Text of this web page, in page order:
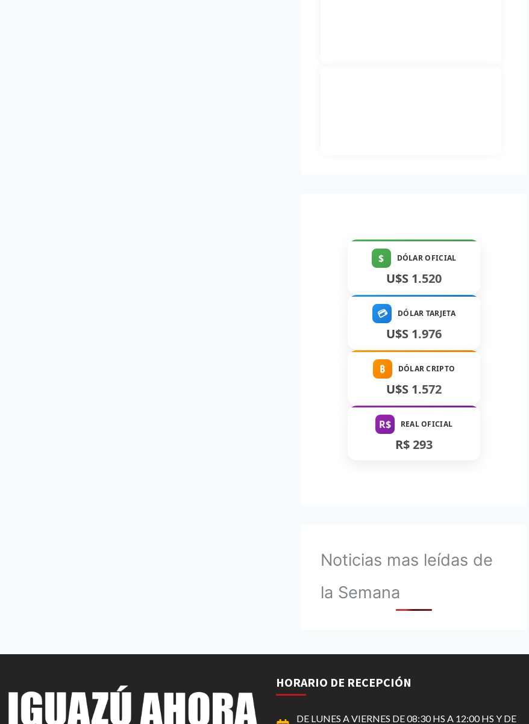
$ DÓLAR OFICIAL
U$S 1.520
💳 DÓLAR TARJETA
U$S 1.976
₿ DÓLAR CRIPTO
U$S 1.572
R$ REAL OFICIAL
R$ 293
Noticias mas leídas de
la Semana
HORARIO DE RECEPCIÓN
DE LUNES A VIERNES DE 08:30 HS A 12:00 HS Y DE